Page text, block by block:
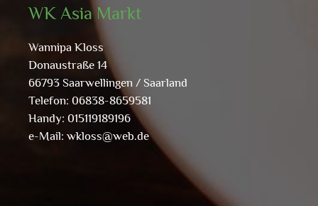
WK Asia Markt
Wannipa Kloss
Donaustraße 14
66793 Saarwellingen / Saarland
Telefon: 06838-8659581
Handy: 015119189196
e-Mail: wkloss@web.de